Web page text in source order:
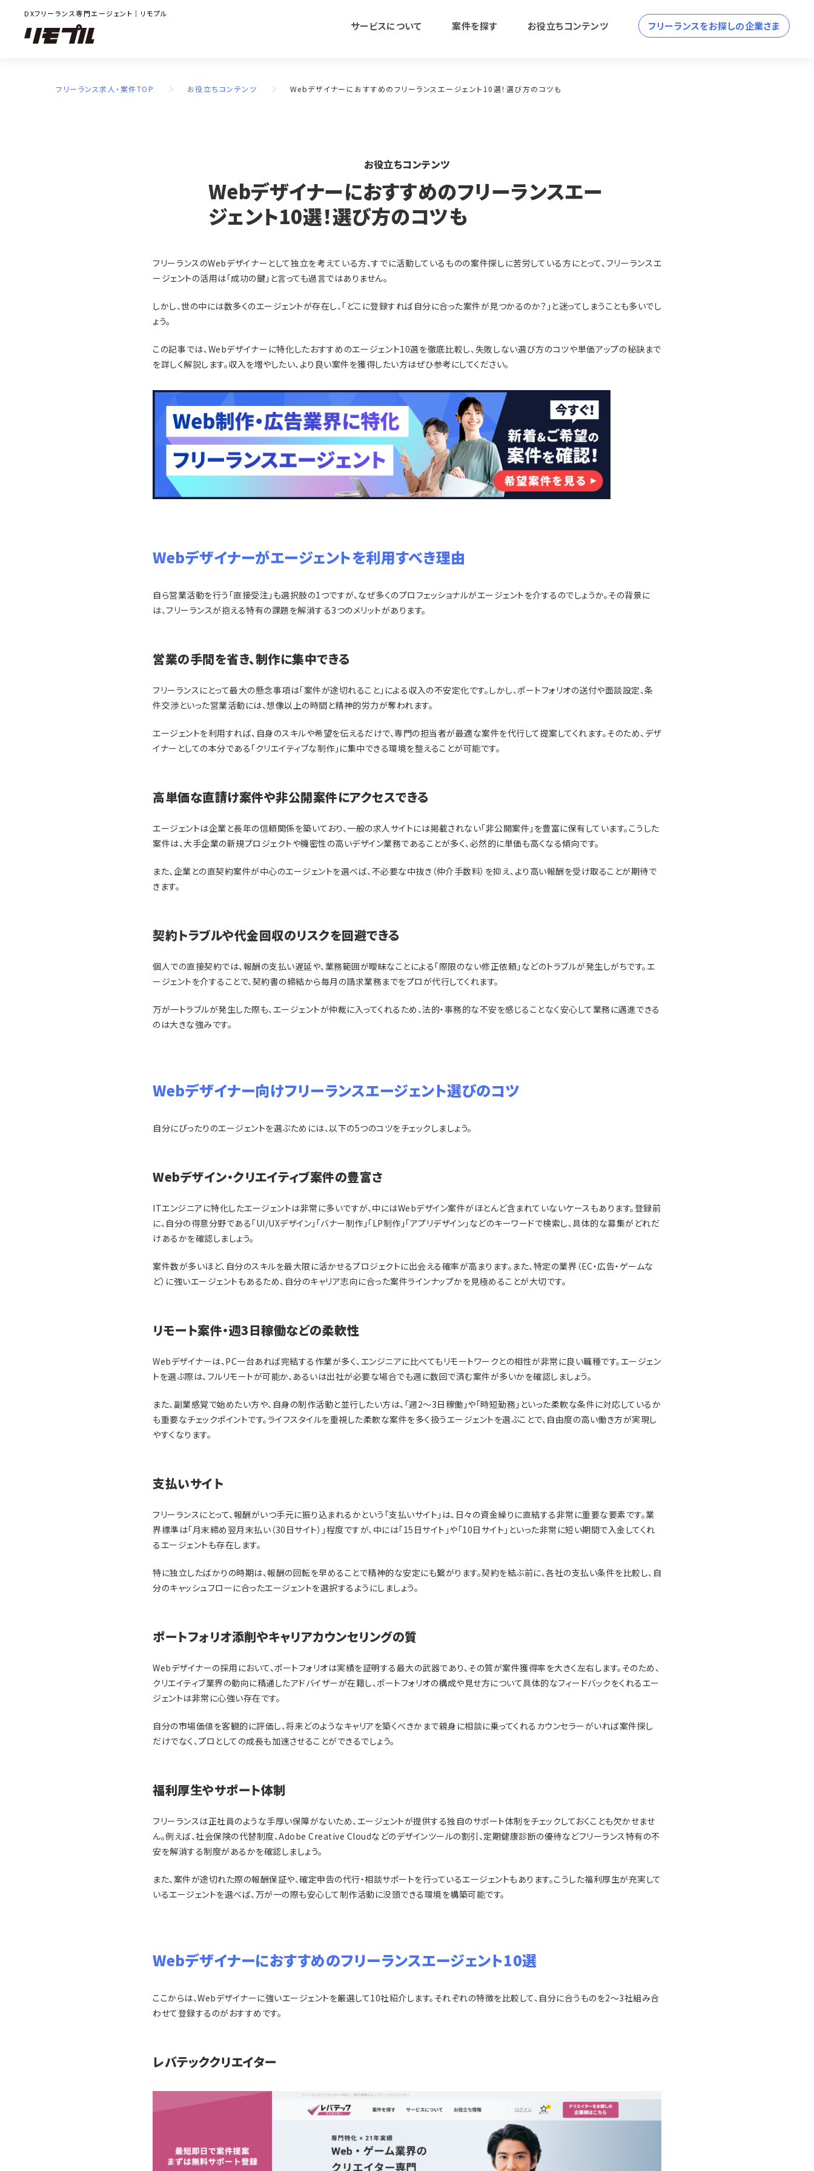
DXフリーランス専門エージェント｜リモプル
サービスについて 案件を探す お役立ちコンテンツ フリーランスをお探しの企業さま
フリーランス求人・案件TOP お役立ちコンテンツ Webデザイナーにおすすめのフリーランスエージェント10選！選び方のコツも
お役立ちコンテンツ
Webデザイナーにおすすめのフリーランスエー
ジェント10選！選び方のコツも
フリーランスのWebデザイナーとして独立を考えている方、すでに活動しているものの案件探しに苦労している方にとって、フリーランスエ
ージェントの活用は「成功の鍵」と言っても過言ではありません。
しかし、世の中には数多くのエージェントが存在し、「どこに登録すれば自分に合った案件が見つかるのか？」と迷ってしまうことも多いでし
ょう。
この記事では、Webデザイナーに特化したおすすめのエージェント10選を徹底比較し、失敗しない選び方のコツや単価アップの秘訣まで
を詳しく解説します。収入を増やしたい、より良い案件を獲得したい方はぜひ参考にしてください。
Webデザイナーがエージェントを利用すべき理由
自ら営業活動を行う「直接受注」も選択肢の1つですが、なぜ多くのプロフェッショナルがエージェントを介するのでしょうか。その背景に
は、フリーランスが抱える特有の課題を解消する3つのメリットがあります。
営業の手間を省き、制作に集中できる
フリーランスにとって最大の懸念事項は「案件が途切れること」による収入の不安定化です。しかし、ポートフォリオの送付や面談設定、条
件交渉といった営業活動には、想像以上の時間と精神的労力が奪われます。
エージェントを利用すれば、自身のスキルや希望を伝えるだけで、専門の担当者が最適な案件を代行して提案してくれます。そのため、デザ
イナーとしての本分である「クリエイティブな制作」に集中できる環境を整えることが可能です。
高単価な直請け案件や非公開案件にアクセスできる
エージェントは企業と長年の信頼関係を築いており、一般の求人サイトには掲載されない「非公開案件」を豊富に保有しています。こうした
案件は、大手企業の新規プロジェクトや機密性の高いデザイン業務であることが多く、必然的に単価も高くなる傾向です。
また、企業との直契約案件が中心のエージェントを選べば、不必要な中抜き（仲介手数料）を抑え、より高い報酬を受け取ることが期待で
きます。
契約トラブルや代金回収のリスクを回避できる
個人での直接契約では、報酬の支払い遅延や、業務範囲が曖昧なことによる「際限のない修正依頼」などのトラブルが発生しがちです。エ
ージェントを介することで、契約書の締結から毎月の請求業務までをプロが代行してくれます。
万が一トラブルが発生した際も、エージェントが仲裁に入ってくれるため、法的・事務的な不安を感じることなく安心して業務に邁進できる
のは大きな強みです。
Webデザイナー向けフリーランスエージェント選びのコツ
自分にぴったりのエージェントを選ぶためには、以下の5つのコツをチェックしましょう。
Webデザイン・クリエイティブ案件の豊富さ
ITエンジニアに特化したエージェントは非常に多いですが、中にはWebデザイン案件がほとんど含まれていないケースもあります。登録前
に、自分の得意分野である「UI/UXデザイン」「バナー制作」「LP制作」「アプリデザイン」などのキーワードで検索し、具体的な募集がどれだ
けあるかを確認しましょう。
案件数が多いほど、自分のスキルを最大限に活かせるプロジェクトに出会える確率が高まります。また、特定の業界（EC・広告・ゲームな
ど）に強いエージェントもあるため、自分のキャリア志向に合った案件ラインナップかを見極めることが大切です。
リモート案件・週3日稼働などの柔軟性
Webデザイナーは、PC一台あれば完結する作業が多く、エンジニアに比べてもリモートワークとの相性が非常に良い職種です。エージェン
トを選ぶ際は、フルリモートが可能か、あるいは出社が必要な場合でも週に数回で済む案件が多いかを確認しましょう。
また、副業感覚で始めたい方や、自身の制作活動と並行したい方は、「週2〜3日稼働」や「時短勤務」といった柔軟な条件に対応しているか
も重要なチェックポイントです。ライフスタイルを重視した柔軟な案件を多く扱うエージェントを選ぶことで、自由度の高い働き方が実現し
やすくなります。
支払いサイト
フリーランスにとって、報酬がいつ手元に振り込まれるかという「支払いサイト」は、日々の資金繰りに直結する非常に重要な要素です。業
界標準は「月末締め翌月末払い（30日サイト）」程度ですが、中には「15日サイト」や「10日サイト」といった非常に短い期間で入金してくれ
るエージェントも存在します。
特に独立したばかりの時期は、報酬の回転を早めることで精神的な安定にも繋がります。契約を結ぶ前に、各社の支払い条件を比較し、自
分のキャッシュフローに合ったエージェントを選択するようにしましょう。
ポートフォリオ添削やキャリアカウンセリングの質
Webデザイナーの採用において、ポートフォリオは実績を証明する最大の武器であり、その質が案件獲得率を大きく左右します。そのため、
クリエイティブ業界の動向に精通したアドバイザーが在籍し、ポートフォリオの構成や見せ方について具体的なフィードバックをくれるエー
ジェントは非常に心強い存在です。
自分の市場価値を客観的に評価し、将来どのようなキャリアを築くべきかまで親身に相談に乗ってくれるカウンセラーがいれば案件探し
だけでなく、プロとしての成長も加速させることができるでしょう。
福利厚生やサポート体制
フリーランスは正社員のような手厚い保障がないため、エージェントが提供する独自のサポート体制をチェックしておくことも欠かせませ
ん。例えば、社会保険の代替制度、Adobe Creative Cloudなどのデザインツールの割引、定期健康診断の優待などフリーランス特有の不
安を解消する制度があるかを確認しましょう。
また、案件が途切れた際の報酬保証や、確定申告の代行・相談サポートを行っているエージェントもあります。こうした福利厚生が充実して
いるエージェントを選べば、万が一の際も安心して制作活動に没頭できる環境を構築可能です。
Webデザイナーにおすすめのフリーランスエージェント10選
ここからは、Webデザイナーに強いエージェントを厳選して10社紹介します。それぞれの特徴を比較して、自分に合うものを2〜3社組み合
わせて登録するのがおすすめです。
レバテッククリエイター